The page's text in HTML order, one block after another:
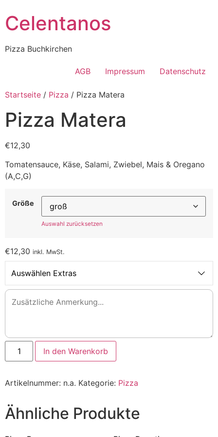
Celentanos
Pizza Buchkirchen
AGB Impressum Datenschutz
Startseite / Pizza / Pizza Matera
Pizza Matera
€12,30
Tomatensauce, Käse, Salami, Zwiebel, Mais & Oregano
(A,C,G)
Größe
Auswahl zurücksetzen
€12,30 inkl. MwSt.
Auswählen Extras
Pizza
Matera
Menge
In den Warenkorb
Artikelnummer: n.a. Kategorie: Pizza
Ähnliche Produkte